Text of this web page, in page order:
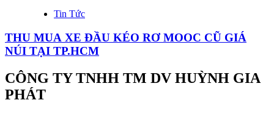
Tin Tức
THU MUA XE ĐẦU KÉO RƠ MOOC CŨ GIÁ
NÚI TẠI TP.HCM
CÔNG TY TNHH TM DV HUỲNH GIA
PHÁT